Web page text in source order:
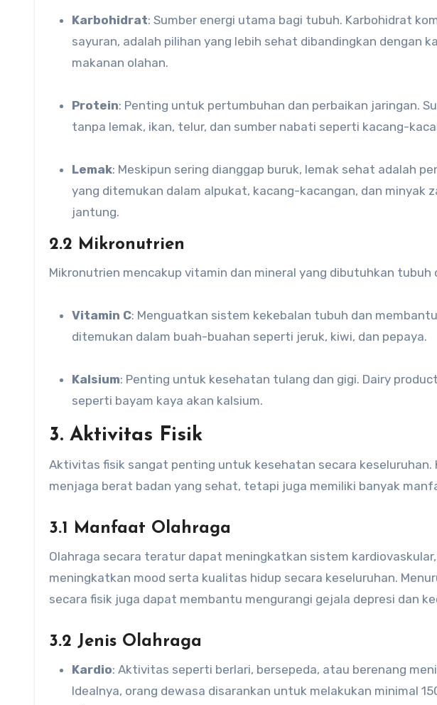
Karbohidrat: Sumber energi utama bagi tubuh. Karbohidrat
sayuran, adalah pilihan yang lebih sehat dibandingkan dengan
makanan olahan.
Protein: Penting untuk pertumbuhan dan perbaikan jaringan.
tanpa lemak, ikan, telur, dan sumber nabati seperti kacang-
Lemak: Meskipun sering dianggap buruk, lemak sehat adalah
yang ditemukan dalam alpukat, kacang-kacangan, dan minyak
jantung.
2.2 Mikronutrien
Mikronutrien mencakup vitamin dan mineral yang dibutuhkan
Vitamin C: Menguatkan sistem kekebalan tubuh dan
ditemukan dalam buah-buahan seperti jeruk, kiwi, dan pepaya.
Kalsium: Penting untuk kesehatan tulang dan gigi. Dairy
seperti bayam kaya akan kalsium.
3. Aktivitas Fisik
Aktivitas fisik sangat penting untuk kesehatan secara
menjaga berat badan yang sehat, tetapi juga memiliki banyak
3.1 Manfaat Olahraga
Olahraga secara teratur dapat meningkatkan sistem
meningkatkan mood serta kualitas hidup secara keseluruhan.
secara fisik juga dapat membantu mengurangi gejala depresi dan
3.2 Jenis Olahraga
Kardio: Aktivitas seperti berlari, bersepeda, atau berenang
Idealnya, orang dewasa disarankan untuk melakukan minimal